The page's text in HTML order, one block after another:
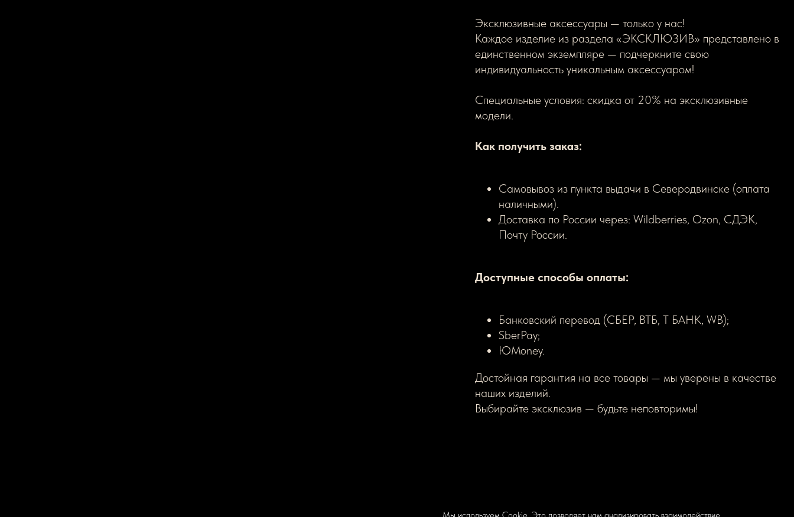
Эксклюзивные аксессуары — только у нас!
Каждое изделие из раздела «ЭКСКЛЮЗИВ» представлено в
единственном экземпляре — подчеркните свою
индивидуальность уникальным аксессуаром!
Специальные условия: скидка от 20% на эксклюзивные
модели.
Как получить заказ:
Самовывоз из пункта выдачи в Северодвинске (оплата
наличными).
Доставка по России через: Wildberries, Ozon, СДЭК,
Почту России.
Доступные способы оплаты:
Банковский перевод (СБЕР, ВТБ, Т БАНК, WB);
SberPay;
ЮMoney.
Достойная гарантия на все товары — мы уверены в качестве
наших изделий.
Выбирайте эксклюзив — будьте неповторимы!